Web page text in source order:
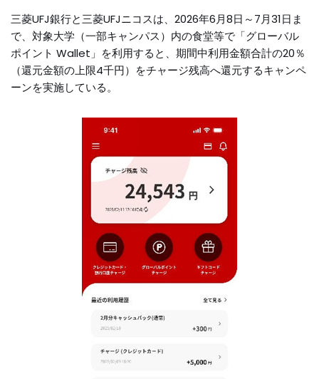
三菱UFJ銀行と三菱UFJニコスは、2026年6月8日～7月31日ま
で、対象大学（一部キャンパス）内の食堂等で「グローバル
ポイント Wallet」を利用すると、期間中利用金額合計の20％
（還元金額の上限4千円）をチャージ残高へ還元するキャンペ
ーンを実施している。